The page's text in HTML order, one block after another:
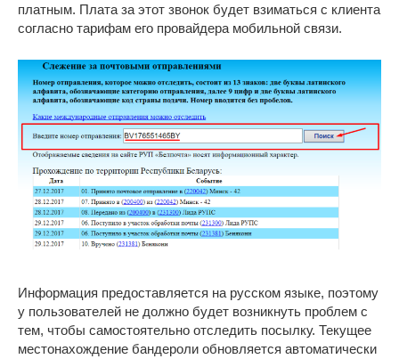
платным. Плата за этот звонок будет взиматься с клиента
согласно тарифам его провайдера мобильной связи.
Информация предоставляется на русском языке, поэтому
у пользователей не должно будет возникнуть проблем с
тем, чтобы самостоятельно отследить посылку. Текущее
местонахождение бандероли обновляется автоматически